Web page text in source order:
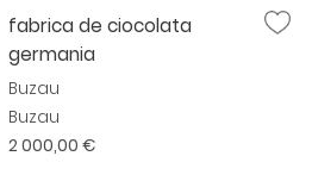
fabrica de ciocolata
germania
Buzau
Buzau
2 000,00 €